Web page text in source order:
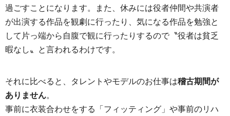
過ごすことになります。また、休みには役者仲間や共演者
が出演する作品を観劇に行ったり、気になる作品を勉強と
して片っ端から自腹で観に行ったりするので〝役者は貧乏
暇なし〟と言われるわけです。
それに比べると、タレントやモデルのお仕事は稽古期間が
ありません。
事前に衣装合わせをする「フィッティング」や事前のリハ